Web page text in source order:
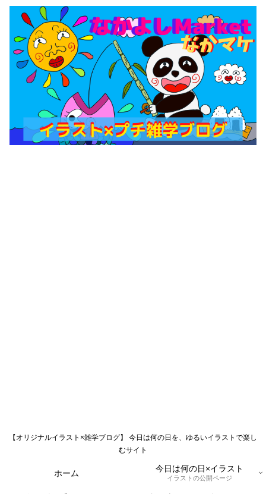
【オリジナルイラスト×雑学ブログ】 今日は何の日を、ゆるいイラストで楽し
むサイト
ホーム 今日は何の日×イラスト
イラストの公開ページ